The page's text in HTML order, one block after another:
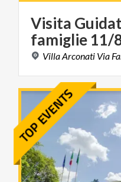
Visita
famiglie 11/
VillaArconati Via